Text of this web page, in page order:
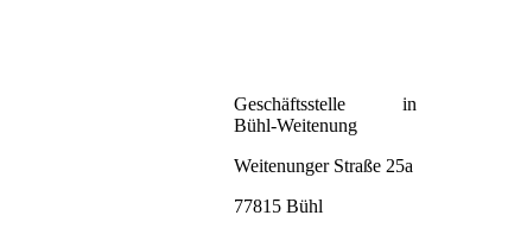
Geschäftsstelle in
Bühl-Weitenung
Weitenunger Straße 25a
77815 Bühl